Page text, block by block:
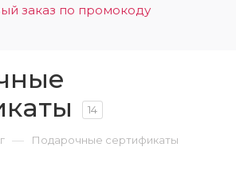
заказ по промокоду
14
— Подарочные сертификаты